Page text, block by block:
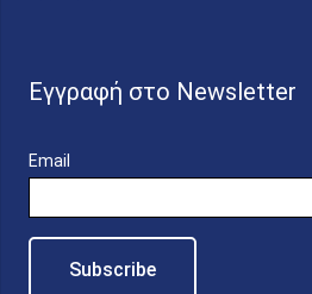
Εγγραφή στο Newsletter
Email